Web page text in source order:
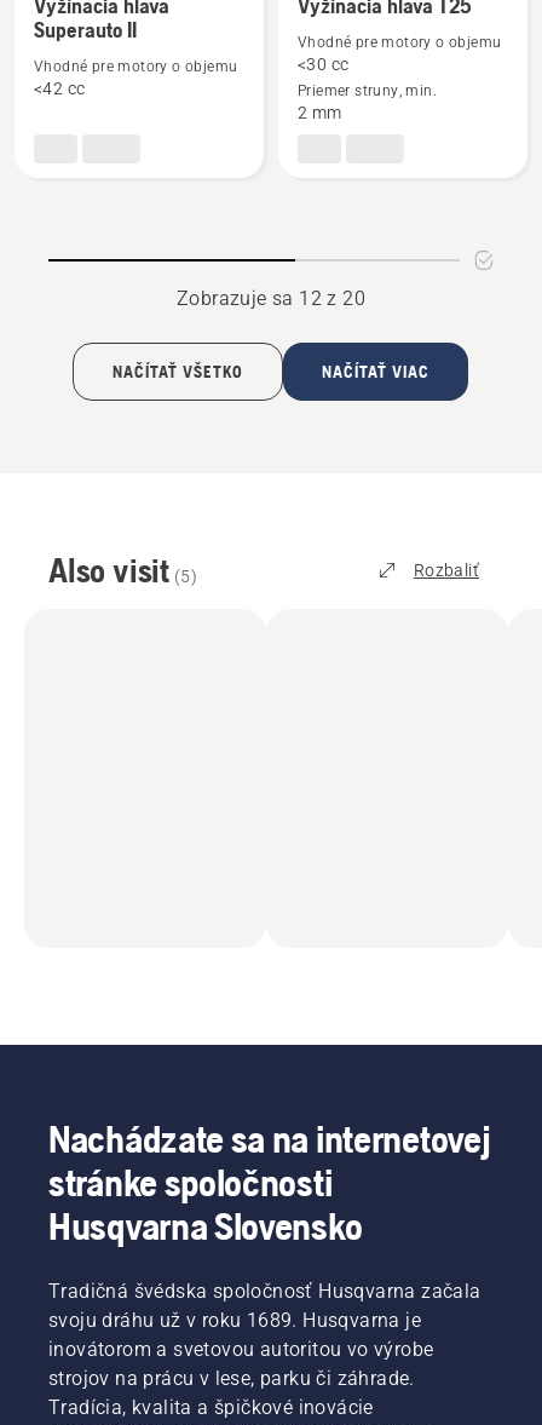
viac
podrobností
Vyžínacia
Vyžínacia hlava
Superauto II
Vhodné pre motory o objemu
<42 cc
viac
podrobností
Vyžínacia
Vyžínacia hlava T25
Vhodné pre motory o objemu
<30 cc
Priemer struny, min.
2 mm
Zobrazuje sa 12 z 20
NAČÍTAŤ VŠETKO NAČÍTAŤ VIAC
Also visit (5) Rozbaliť
Nachádzate sa na internetovej
stránke spoločnosti
Husqvarna Slovensko
Tradičná švédska spoločnosť Husqvarna začala
svoju dráhu už v roku 1689. Husqvarna je
inovátorom a svetovou autoritou vo výrobe
strojov na prácu v lese, parku či záhrade.
Tradícia, kvalita a špičkové inovácie